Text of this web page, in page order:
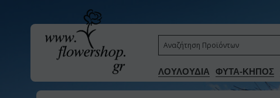
ΛΟΥΛΟΥΔΙΑ ΦΥΤΑ-ΚΗΠΟΣ